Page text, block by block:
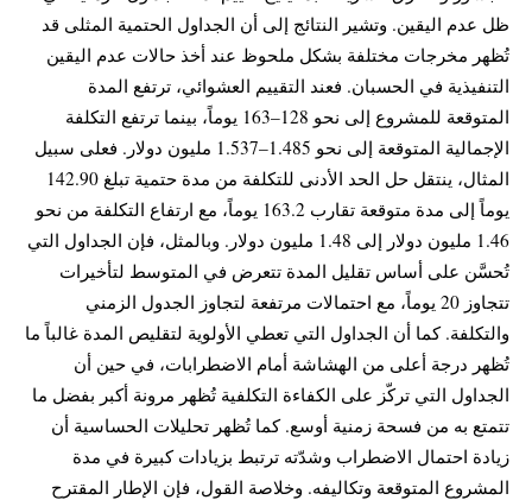
ظل عدم اليقين. وتشير النتائج إلى أن الجداول الحتمية المثلى قد
تُظهر مخرجات مختلفة بشكل ملحوظ عند أخذ حالات عدم اليقين
التنفيذية في الحسبان. فعند التقييم العشوائي، ترتفع المدة
المتوقعة للمشروع إلى نحو 128–163 يوماً، بينما ترتفع التكلفة
الإجمالية المتوقعة إلى نحو 1.485–1.537 مليون دولار. فعلى سبيل
المثال، ينتقل حل الحد الأدنى للتكلفة من مدة حتمية تبلغ 142.90
يوماً إلى مدة متوقعة تقارب 163.2 يوماً، مع ارتفاع التكلفة من نحو
1.46 مليون دولار إلى 1.48 مليون دولار. وبالمثل، فإن الجداول التي
تُحسَّن على أساس تقليل المدة تتعرض في المتوسط لتأخيرات
تتجاوز 20 يوماً، مع احتمالات مرتفعة لتجاوز الجدول الزمني
والتكلفة. كما أن الجداول التي تعطي الأولوية لتقليص المدة غالباً ما
تُظهر درجة أعلى من الهشاشة أمام الاضطرابات، في حين أن
الجداول التي تركّز على الكفاءة التكلفية تُظهر مرونة أكبر بفضل ما
تتمتع به من فسحة زمنية أوسع. كما تُظهر تحليلات الحساسية أن
زيادة احتمال الاضطراب وشدّته ترتبط بزيادات كبيرة في مدة
المشروع المتوقعة وتكاليفه. وخلاصة القول، فإن الإطار المقترح